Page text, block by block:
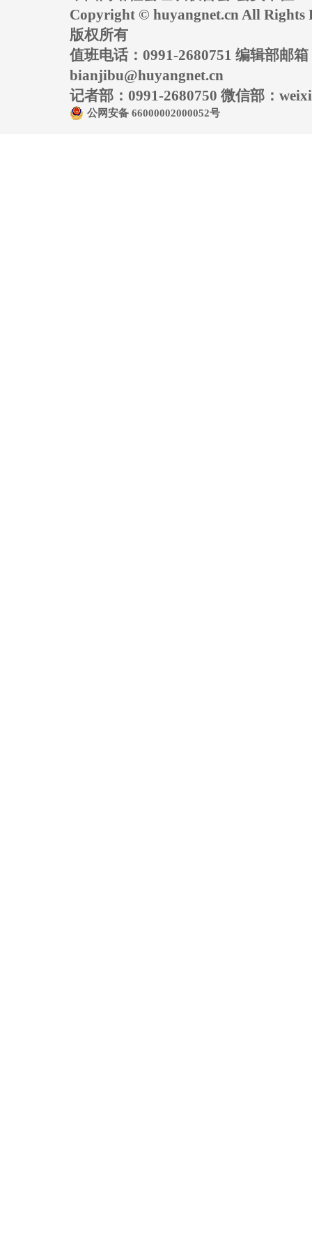
Copyright © huyangnet.cn All Rights
版权所有
值班电话：0991-2680751 编辑部邮箱
bianjibu@huyangnet.cn
记者部：0991-2680750 微信部：
公网安备 66000002000052号